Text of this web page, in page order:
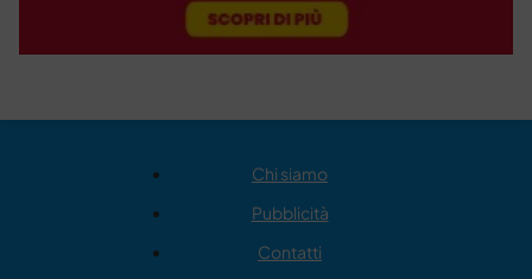
Chi siamo
Pubblicità
Contatti